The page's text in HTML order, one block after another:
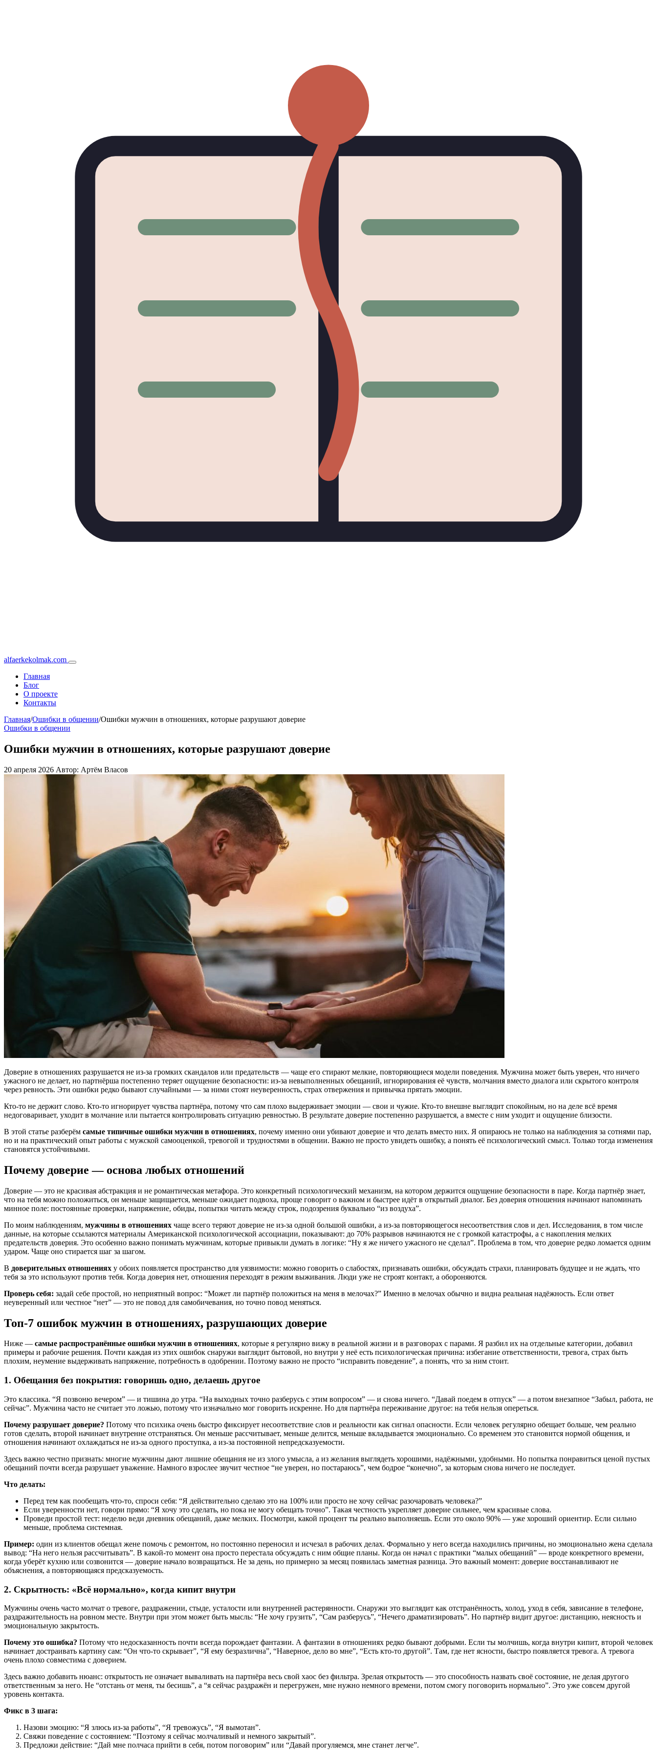
alfaerkekolmak.com
Главная
Блог
О проекте
Контакты
Главная/Ошибки в общении/Ошибки мужчин в отношениях, которые разрушают доверие
Ошибки в общении
Ошибки мужчин в отношениях, которые разрушают доверие
20 апреля 2026 Автор: Артём Власов
Доверие в отношениях разрушается не из-за громких скандалов или предательств — чаще его стирают мелкие, повторяющиеся модели поведения. Мужчина может быть уверен, что ничего
ужасного не делает, но партнёрша постепенно теряет ощущение безопасности: из-за невыполненных обещаний, игнорирования её чувств, молчания вместо диалога или скрытого контроля
через ревность. Эти ошибки редко бывают случайными — за ними стоят неуверенность, страх отвержения и привычка прятать эмоции.
Кто-то не держит слово. Кто-то игнорирует чувства партнёра, потому что сам плохо выдерживает эмоции — свои и чужие. Кто-то внешне выглядит спокойным, но на деле всё время
недоговаривает, уходит в молчание или пытается контролировать ситуацию ревностью. В результате доверие постепенно разрушается, а вместе с ним уходит и ощущение близости.
В этой статье разберём самые типичные ошибки мужчин в отношениях, почему именно они убивают доверие и что делать вместо них. Я опираюсь не только на наблюдения за сотнями пар,
но и на практический опыт работы с мужской самооценкой, тревогой и трудностями в общении. Важно не просто увидеть ошибку, а понять её психологический смысл. Только тогда изменения
становятся устойчивыми.
Почему доверие — основа любых отношений
Доверие — это не красивая абстракция и не романтическая метафора. Это конкретный психологический механизм, на котором держится ощущение безопасности в паре. Когда партнёр знает,
что на тебя можно положиться, он меньше защищается, меньше ожидает подвоха, проще говорит о важном и быстрее идёт в открытый диалог. Без доверия отношения начинают напоминать
минное поле: постоянные проверки, напряжение, обиды, попытки читать между строк, подозрения буквально “из воздуха”.
По моим наблюдениям, мужчины в отношениях чаще всего теряют доверие не из-за одной большой ошибки, а из-за повторяющегося несоответствия слов и дел. Исследования, в том числе
данные, на которые ссылаются материалы Американской психологической ассоциации, показывают: до 70% разрывов начинаются не с громкой катастрофы, а с накопления мелких
предательств доверия. Это особенно важно понимать мужчинам, которые привыкли думать в логике: “Ну я же ничего ужасного не сделал”. Проблема в том, что доверие редко ломается одним
ударом. Чаще оно стирается шаг за шагом.
В доверительных отношениях у обоих появляется пространство для уязвимости: можно говорить о слабостях, признавать ошибки, обсуждать страхи, планировать будущее и не ждать, что
тебя за это используют против тебя. Когда доверия нет, отношения переходят в режим выживания. Люди уже не строят контакт, а обороняются.
Проверь себя: задай себе простой, но неприятный вопрос: “Может ли партнёр положиться на меня в мелочах?” Именно в мелочах обычно и видна реальная надёжность. Если ответ
неуверенный или честное “нет” — это не повод для самобичевания, но точно повод меняться.
Топ-7 ошибок мужчин в отношениях, разрушающих доверие
Ниже — самые распространённые ошибки мужчин в отношениях, которые я регулярно вижу в реальной жизни и в разговорах с парами. Я разбил их на отдельные категории, добавил
примеры и рабочие решения. Почти каждая из этих ошибок снаружи выглядит бытовой, но внутри у неё есть психологическая причина: избегание ответственности, тревога, страх быть
плохим, неумение выдерживать напряжение, потребность в одобрении. Поэтому важно не просто “исправить поведение”, а понять, что за ним стоит.
1. Обещания без покрытия: говоришь одно, делаешь другое
Это классика. “Я позвоню вечером” — и тишина до утра. “На выходных точно разберусь с этим вопросом” — и снова ничего. “Давай поедем в отпуск” — а потом внезапное “Забыл, работа, не
сейчас”. Мужчина часто не считает это ложью, потому что изначально мог говорить искренне. Но для партнёра переживание другое: на тебя нельзя опереться.
Почему разрушает доверие? Потому что психика очень быстро фиксирует несоответствие слов и реальности как сигнал опасности. Если человек регулярно обещает больше, чем реально
готов сделать, второй начинает внутренне отстраняться. Он меньше рассчитывает, меньше делится, меньше вкладывается эмоционально. Со временем это становится нормой общения, и
отношения начинают охлаждаться не из-за одного проступка, а из-за постоянной непредсказуемости.
Здесь важно честно признать: многие мужчины дают лишние обещания не из злого умысла, а из желания выглядеть хорошими, надёжными, удобными. Но попытка понравиться ценой пустых
обещаний почти всегда разрушает уважение. Намного взрослее звучит честное “не уверен, но постараюсь”, чем бодрое “конечно”, за которым снова ничего не последует.
Что делать:
Перед тем как пообещать что-то, спроси себя: “Я действительно сделаю это на 100% или просто не хочу сейчас разочаровать человека?”
Если уверенности нет, говори прямо: “Я хочу это сделать, но пока не могу обещать точно”. Такая честность укрепляет доверие сильнее, чем красивые слова.
Проведи простой тест: неделю веди дневник обещаний, даже мелких. Посмотри, какой процент ты реально выполняешь. Если это около 90% — уже хороший ориентир. Если сильно
меньше, проблема системная.
Пример: один из клиентов обещал жене помочь с ремонтом, но постоянно переносил и исчезал в рабочих делах. Формально у него всегда находились причины, но эмоционально жена сделала
вывод: “На него нельзя рассчитывать”. В какой-то момент она просто перестала обсуждать с ним общие планы. Когда он начал с практики “малых обещаний” — вроде конкретного времени,
когда уберёт кухню или созвонится — доверие начало возвращаться. Не за день, но примерно за месяц появилась заметная разница. Это важный момент: доверие восстанавливают не
объяснения, а повторяющаяся предсказуемость.
2. Скрытность: «Всё нормально», когда кипит внутри
Мужчины очень часто молчат о тревоге, раздражении, стыде, усталости или внутренней растерянности. Снаружи это выглядит как отстранённость, холод, уход в себя, зависание в телефоне,
раздражительность на ровном месте. Внутри при этом может быть мысль: “Не хочу грузить”, “Сам разберусь”, “Нечего драматизировать”. Но партнёр видит другое: дистанцию, неясность и
эмоциональную закрытость.
Почему это ошибка? Потому что недосказанность почти всегда порождает фантазии. А фантазии в отношениях редко бывают добрыми. Если ты молчишь, когда внутри кипит, второй человек
начинает достраивать картину сам: “Он что-то скрывает”, “Я ему безразлична”, “Наверное, дело во мне”, “Есть кто-то другой”. Там, где нет ясности, быстро появляется тревога. А тревога
очень плохо совместима с доверием.
Здесь важно добавить нюанс: открытость не означает вываливать на партнёра весь свой хаос без фильтра. Зрелая открытость — это способность назвать своё состояние, не делая другого
ответственным за него. Не “отстань от меня, ты бесишь”, а “я сейчас раздражён и перегружен, мне нужно немного времени, потом смогу поговорить нормально”. Это уже совсем другой
уровень контакта.
Фикс в 3 шага:
Назови эмоцию: “Я злюсь из-за работы”, “Я тревожусь”, “Я вымотан”.
Свяжи поведение с состоянием: “Поэтому я сейчас молчаливый и немного закрытый”.
Предложи действие: “Дай мне полчаса прийти в себя, потом поговорим” или “Давай прогуляемся, мне станет легче”.